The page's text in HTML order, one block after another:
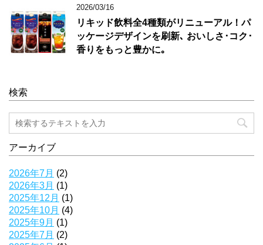
2026/03/16
リキッド飲料全4種類がリニューアル！パ
ッケージデザインを刷新､ おいしさ･コク･
香りをもっと豊かに｡
検索
アーカイブ
2026年7月 (2)
2026年3月 (1)
2025年12月 (1)
2025年10月 (4)
2025年9月 (1)
2025年7月 (2)